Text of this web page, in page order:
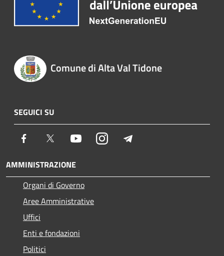
Comune di Alta Val Tidone
SEGUICI SU
Facebook Twitter YoutubeInstagram
AMMINISTRAZIONE
Organi di Governo
Aree Amministrative
Uffici
Enti e fondazioni
Politici